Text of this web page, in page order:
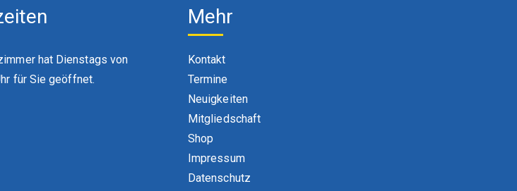
hat Dienstags von
für Sie geöffnet.
Mehr
Kontakt
Termine
Neuigkeiten
Mitgliedschaft
Shop
Impressum
Datenschutz